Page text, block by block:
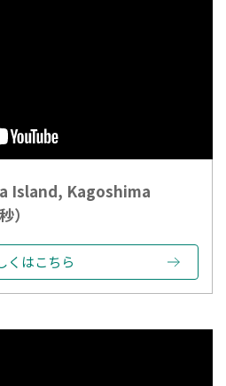
Island, Kagoshima
）
くはこちら